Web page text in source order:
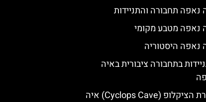
נאפה תחבורה והתניידות
נאפה מטבע מקומי
נאפה היסטוריה
בתחבורה ציבורית באיה
מערת הציקלופ (Cyclops Cave) איה